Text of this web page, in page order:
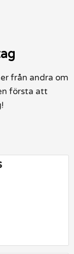
från andra om
första att